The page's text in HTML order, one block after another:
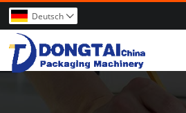
Deutsch 